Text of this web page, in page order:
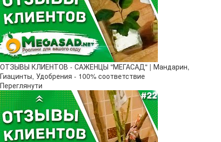
ОТЗЫВЫ КЛИЕНТОВ - САЖЕНЦЫ "МЕГАСАД" | Мандарин,
Гиацинты, Удобрения - 100% соответствие
Переглянути